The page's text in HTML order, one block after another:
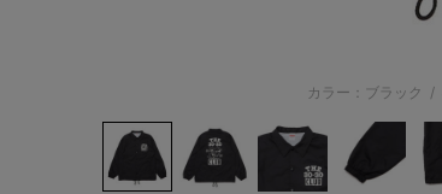
カラー：ブラック /